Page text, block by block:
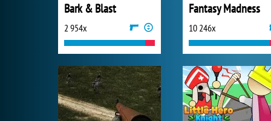
Bark & Blast
2 954x
Fantasy Madness
10 246x